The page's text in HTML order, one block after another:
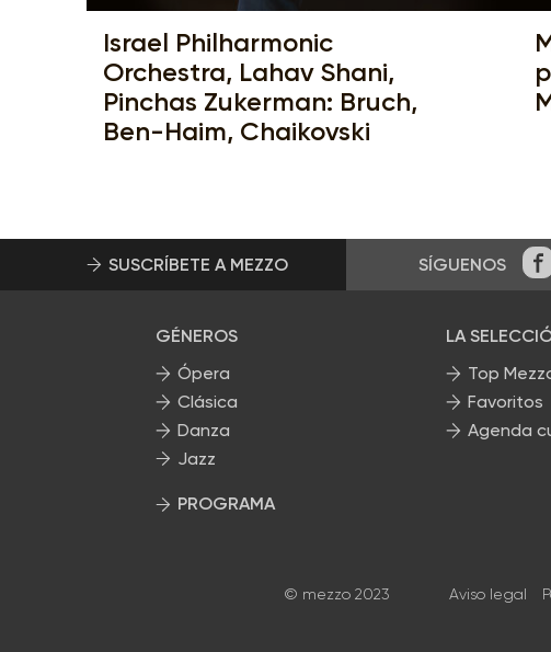
Israel Philharmonic
Orchestra, Lahav Shani,
Pinchas Zukerman: Bruch,
Ben-Haim, Chaikovski
SUSCRÍBETE A MEZZO SÍGUENOS
GÉNEROS
Ópera
Clásica
Danza
Jazz
PROGRAMA
LA
Top
Favoritos
Agenda
© mezzo 2023 Aviso legal